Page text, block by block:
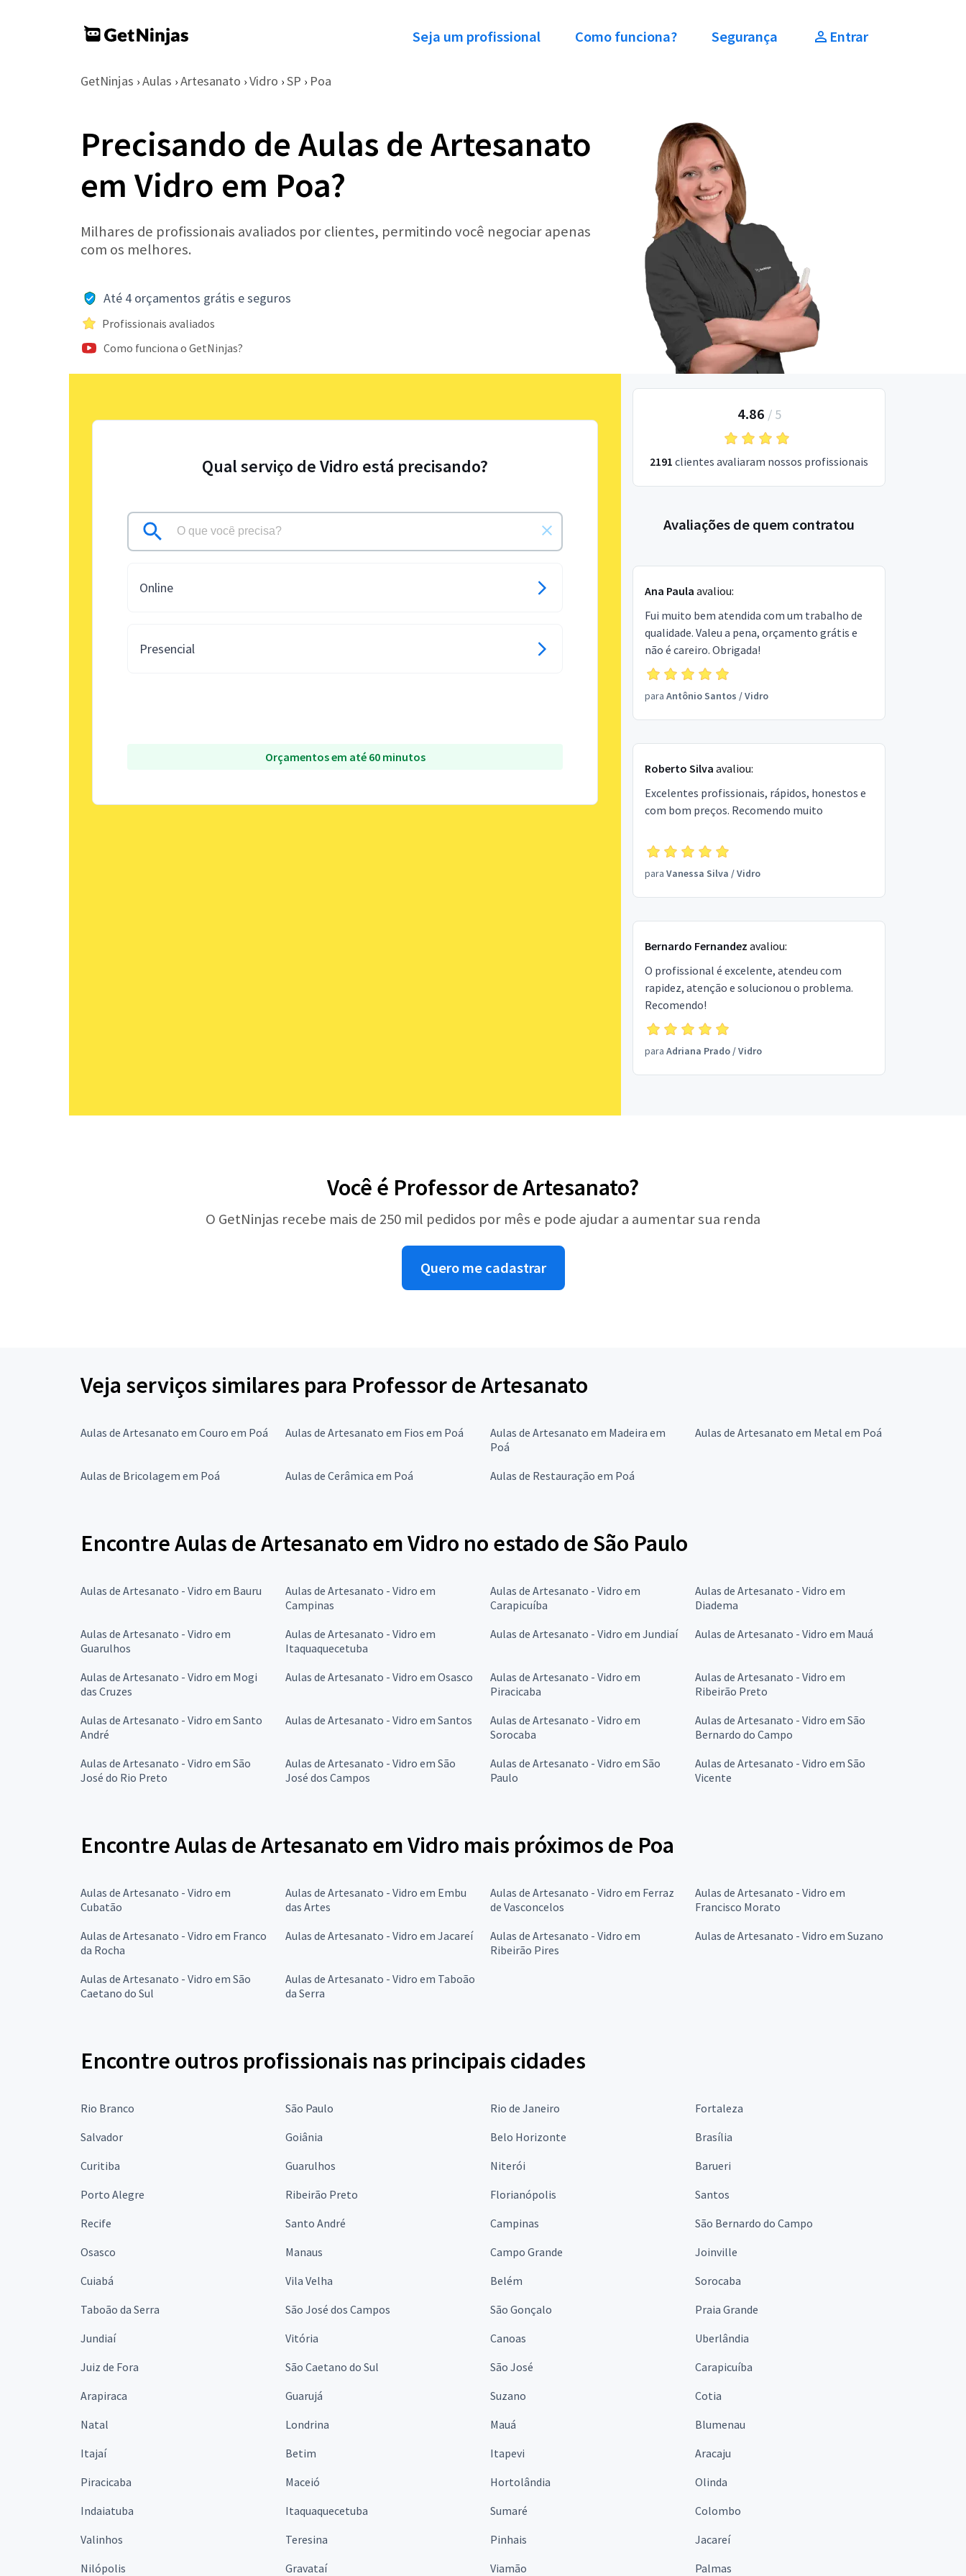
Seja um profissional Como funciona? Segurança Entrar
GetNinjas › Aulas › Artesanato › Vidro › SP › Poa
Precisando de Aulas de Artesanato
em Vidro em Poa?
Milhares de profissionais avaliados por clientes, permitindo você negociar apenas
com os melhores.
Até 4 orçamentos grátis e seguros
Profissionais avaliados
Como funciona o GetNinjas?
Qual serviço de Vidro está precisando?
Online
Presencial
Orçamentos em até 60 minutos
4.86 / 5
2191 clientes avaliaram nossos profissionais
Avaliações de quem contratou
Ana Paula avaliou:
Fui muito bem atendida com um trabalho de
qualidade. Valeu a pena, orçamento grátis e
não é careiro. Obrigada!
para Antônio Santos /Vidro
Roberto Silva avaliou:
Excelentes profissionais, rápidos, honestos e
com bom preços. Recomendo muito
para Vanessa Silva /Vidro
Bernardo Fernandez avaliou:
O profissional é excelente, atendeu com
rapidez, atenção e solucionou o problema.
Recomendo!
para Adriana Prado/Vidro
Você é Professor de Artesanato?
O GetNinjas recebe mais de 250 mil pedidos por mês e pode ajudar a aumentar sua renda
Quero me cadastrar
Veja serviços similares para Professor de Artesanato
Aulas de Artesanato em Couro em Poá Aulas de Artesanato em Fios em Poá
Aulas de Artesanato em Madeira em
Poá
Aulas de Artesanato em Metal em Poá
Aulas de Bricolagem em Poá Aulas de Cerâmica em Poá Aulas de Restauração em Poá
Encontre Aulas de Artesanato em Vidro no estado de São Paulo
Aulas de Artesanato - Vidro em Bauru
Aulas de Artesanato - Vidro em
Campinas
Aulas de Artesanato - Vidro em
Carapicuíba
Aulas de Artesanato - Vidro em
Diadema
Aulas de Artesanato - Vidro em
Guarulhos
Aulas de Artesanato - Vidro em
Itaquaquecetuba
Aulas de Artesanato - Vidro em Jundiaí Aulas de Artesanato - Vidro em Mauá
Aulas de Artesanato - Vidro em Mogi
das Cruzes
Aulas de Artesanato - Vidro em Osasco
Aulas de Artesanato - Vidro em
Piracicaba
Aulas de Artesanato - Vidro em
Ribeirão Preto
Aulas de Artesanato - Vidro em Santo
André
Aulas de Artesanato - Vidro em Santos
Aulas de Artesanato - Vidro em
Sorocaba
Aulas de Artesanato - Vidro em São
Bernardo do Campo
Aulas de Artesanato - Vidro em São
José do Rio Preto
Aulas de Artesanato - Vidro em São
José dos Campos
Aulas de Artesanato - Vidro em São
Paulo
Aulas de Artesanato - Vidro em São
Vicente
Encontre Aulas de Artesanato em Vidro mais próximos de Poa
Aulas de Artesanato - Vidro em
Cubatão
Aulas de Artesanato - Vidro em Embu
das Artes
Aulas de Artesanato - Vidro em Ferraz
de Vasconcelos
Aulas de Artesanato - Vidro em
Francisco Morato
Aulas de Artesanato - Vidro em Franco
da Rocha
Aulas de Artesanato - Vidro em Jacareí
Aulas de Artesanato - Vidro em
Ribeirão Pires
Aulas de Artesanato - Vidro em Suzano
Aulas de Artesanato - Vidro em São
Caetano do Sul
Aulas de Artesanato - Vidro em Taboão
da Serra
Encontre outros profissionais nas principais cidades
Rio Branco São Paulo Rio de Janeiro
Fortaleza
Salvador
Goiânia Belo Horizonte
Brasília
Curitiba
Guarulhos Niterói
Barueri
Porto Alegre
Ribeirão Preto Florianópolis
Santos
Recife
Santo André Campinas
São Bernardo do Campo
Osasco
Manaus Campo Grande
Joinville
Cuiabá
Vila Velha Belém
Sorocaba
Taboão da Serra
São José dos Campos São Gonçalo
Praia Grande
Jundiaí
Vitória Canoas
Uberlândia
Juiz de Fora
São Caetano do Sul São José
Carapicuíba
Arapiraca
Guarujá Suzano
Cotia
Natal
Londrina Mauá
Blumenau
Itajaí
Betim Itapevi
Aracaju
Piracicaba
Maceió Hortolândia
Olinda
Indaiatuba
Itaquaquecetuba Sumaré
Colombo
Valinhos
Teresina Pinhais
Jacareí
Nilópolis
Gravataí Viamão Palmas